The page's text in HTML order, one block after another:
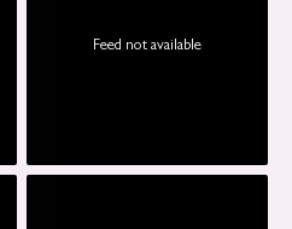
Feed not available